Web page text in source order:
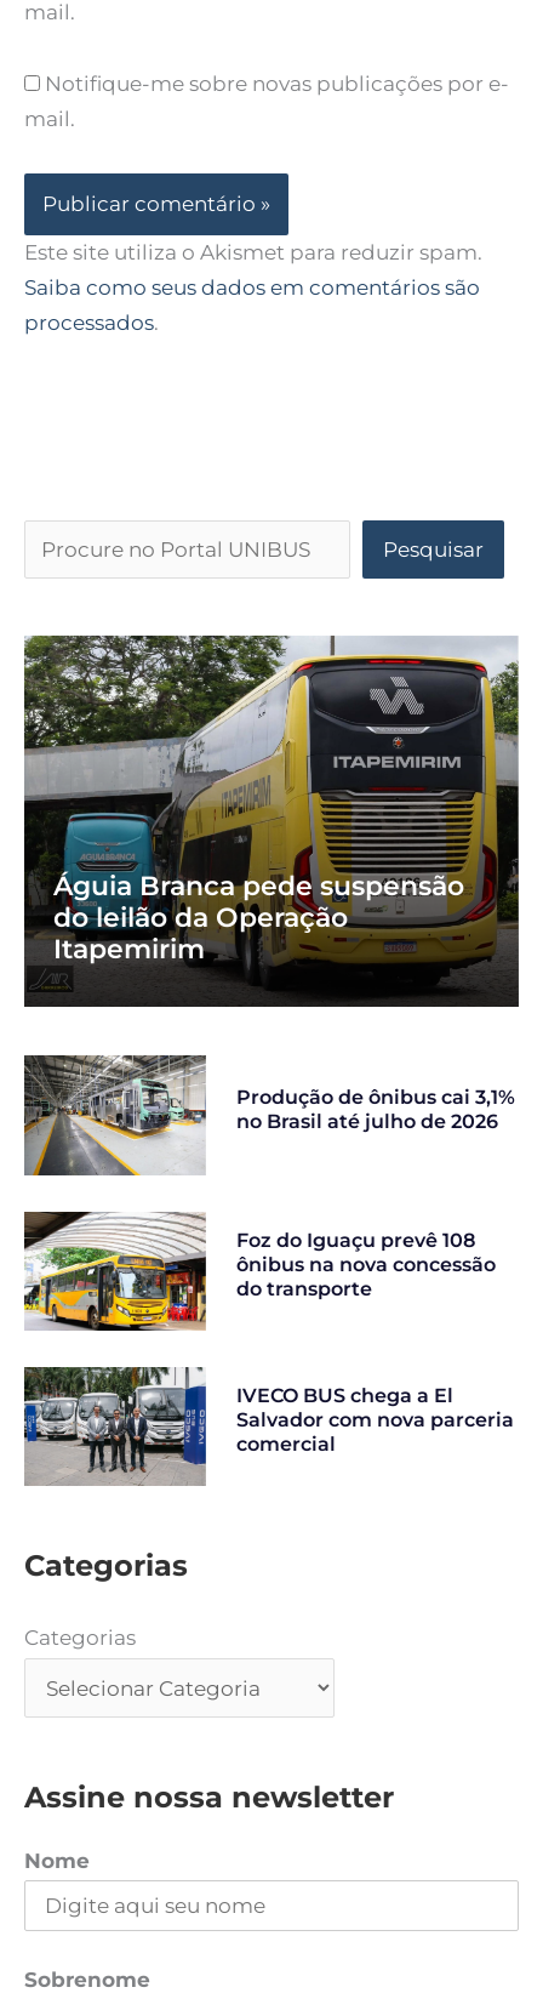
mail.
Notifique-me sobre novas publicações por e-
mail.
Este site utiliza o Akismet para reduzir spam.
Saiba como seus dados em comentários são
processados.
Pesquisar
Águia Branca pede suspensão
do leilão da Operação
Itapemirim
Produção de ônibus cai 3,1%
no Brasil até julho de 2026
Foz do Iguaçu prevê 108
ônibus na nova concessão
do transporte
IVECO BUS chega a El
Salvador com nova parceria
comercial
Categorias
Categorias
Assine nossa newsletter
Nome
Sobrenome